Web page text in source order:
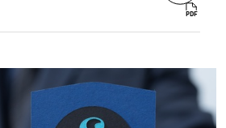
PDF